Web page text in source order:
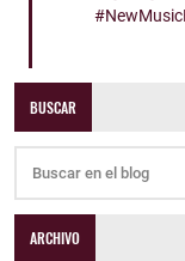
BUSCAR
ARCHIVO